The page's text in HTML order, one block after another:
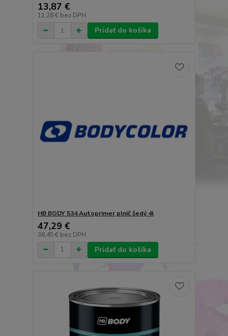
13,87 €
11,28 € bez DPH
Pridať do košíka
HB BODY 534 Autoprimer plnič šedý 4l
47,29 €
38,45 € bez DPH
Pridať do košíka